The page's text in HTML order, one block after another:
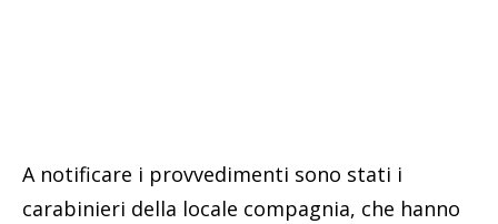
A notificare i provvedimenti sono stati i
carabinieri della locale compagnia, che hanno